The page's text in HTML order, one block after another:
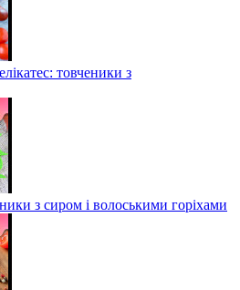
товченики з
з сиром і волоськими горіхами